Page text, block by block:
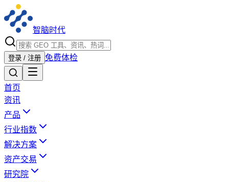
智脑时代
登录 / 注册 免费体检
首页
资讯
产品
行业指数
解决方案
资产交易
研究院